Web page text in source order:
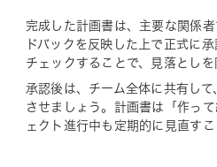
完成した計画書は、主要な関係
ドバックを反映した上で正式に
チェックすることで、見落としを
承認後は、チーム全体に共有し
させましょう。計画書は「作っ
ェクト進行中も定期的に見直すこ